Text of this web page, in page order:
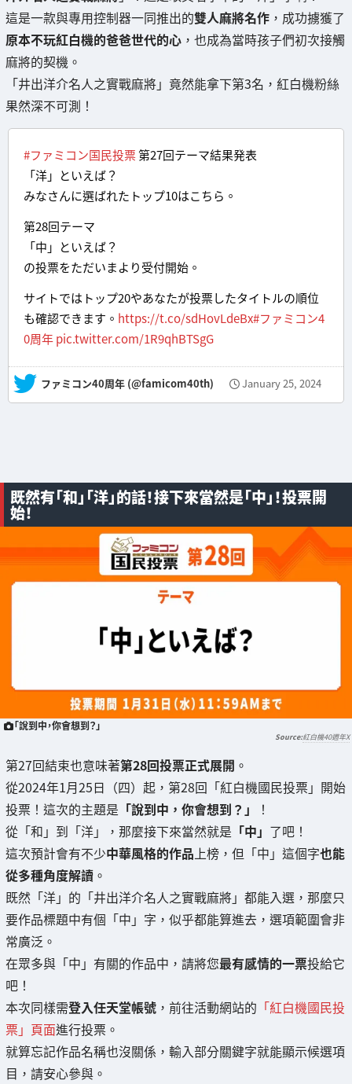
這是一款與專用控制器一同推出的雙人麻將名作 ，成功擄獲了
原本不玩紅白機的爸爸世代的心 ，也成為當時孩子們初次接觸
麻將的契機。
「井出洋介名人之實戰麻將」竟然能拿下第3名，紅白機粉絲
果然深不可測！
#ファミコン国民投票第27回テーマ結果発表
「洋」といえば？
みなさんに選ばれたトップ10はこちら。
第28回テーマ
「中」といえば？
の投票をただいまより受付開始。
サイトではトップ20やあなたが投票したタイトルの順位
も確認できます。 https://t.co/sdHovLdeBx#ファミコン4
0周年pic.twitter.com/1R9qhBTSgG
— ファミコン40周年 (@famicom40th) January 25, 2024
既然有「和」「洋」的話！接下來當然是「中」！投票開
始！
「說到中，你會想到？」
紅白機40週年X
第27回結束也意味著第28回投票正式展開 。
從2024年1月25日（四）起，第28回「紅白機國民投票」開始
投票！這次的主題是 「說到中，你會想到？」
！
從「和」到「洋」，那麼接下來當然就是 「中」 了吧！
這次預計會有不少中華風格的作品上榜，但「中」這個字也能
從多種角度解讀 。
既然「洋」的「井出洋介名人之實戰麻將」都能入選，那麼只
要作品標題中有個「中」字，似乎都能算進去，選項範圍會非
常廣泛。
在眾多與「中」有關的作品中，請將您最有感情的一票投給它
吧！
本次同樣需登入任天堂帳號 ，前往活動網站的 「紅白機國民投
票」頁面進行投票。
就算忘記作品名稱也沒關係，輸入部分關鍵字就能顯示候選項
目，請安心參與。